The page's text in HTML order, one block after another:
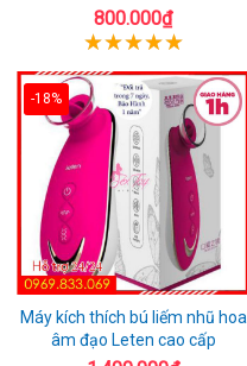
800.000₫
-18%
Máy kích thích bú liếm nhũ hoa
âm đạo Leten cao cấp